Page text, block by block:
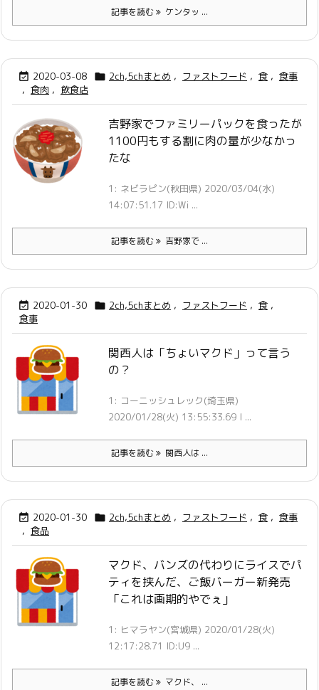
記事を読む ケンタッ ...
 2020-03-08  2ch,5chまとめ , ファストフード , 食 , 食事
, 食肉 , 飲食店
吉野家でファミリーパックを食ったが
1100円もする割に肉の量が少なかっ
たな
1: ネビラピン(秋田県) 2020/03/04(水)
14:07:51.17 ID:Wi ...
記事を読む 吉野家で ...
 2020-01-30  2ch,5chまとめ , ファストフード , 食 ,
食事
関西人は「ちょいマクド」って言う
の？
1: コーニッシュレック(埼玉県)
2020/01/28(火) 13:55:33.69 I ...
記事を読む 関西人は ...
 2020-01-30  2ch,5chまとめ , ファストフード , 食 , 食事
, 食品
マクド、バンズの代わりにライスでパ
ティを挟んだ、ご飯バーガー新発売
「これは画期的やでぇ」
1: ヒマラヤン(宮城県) 2020/01/28(火)
12:17:28.71 ID:U9 ...
記事を読む マクド、 ...